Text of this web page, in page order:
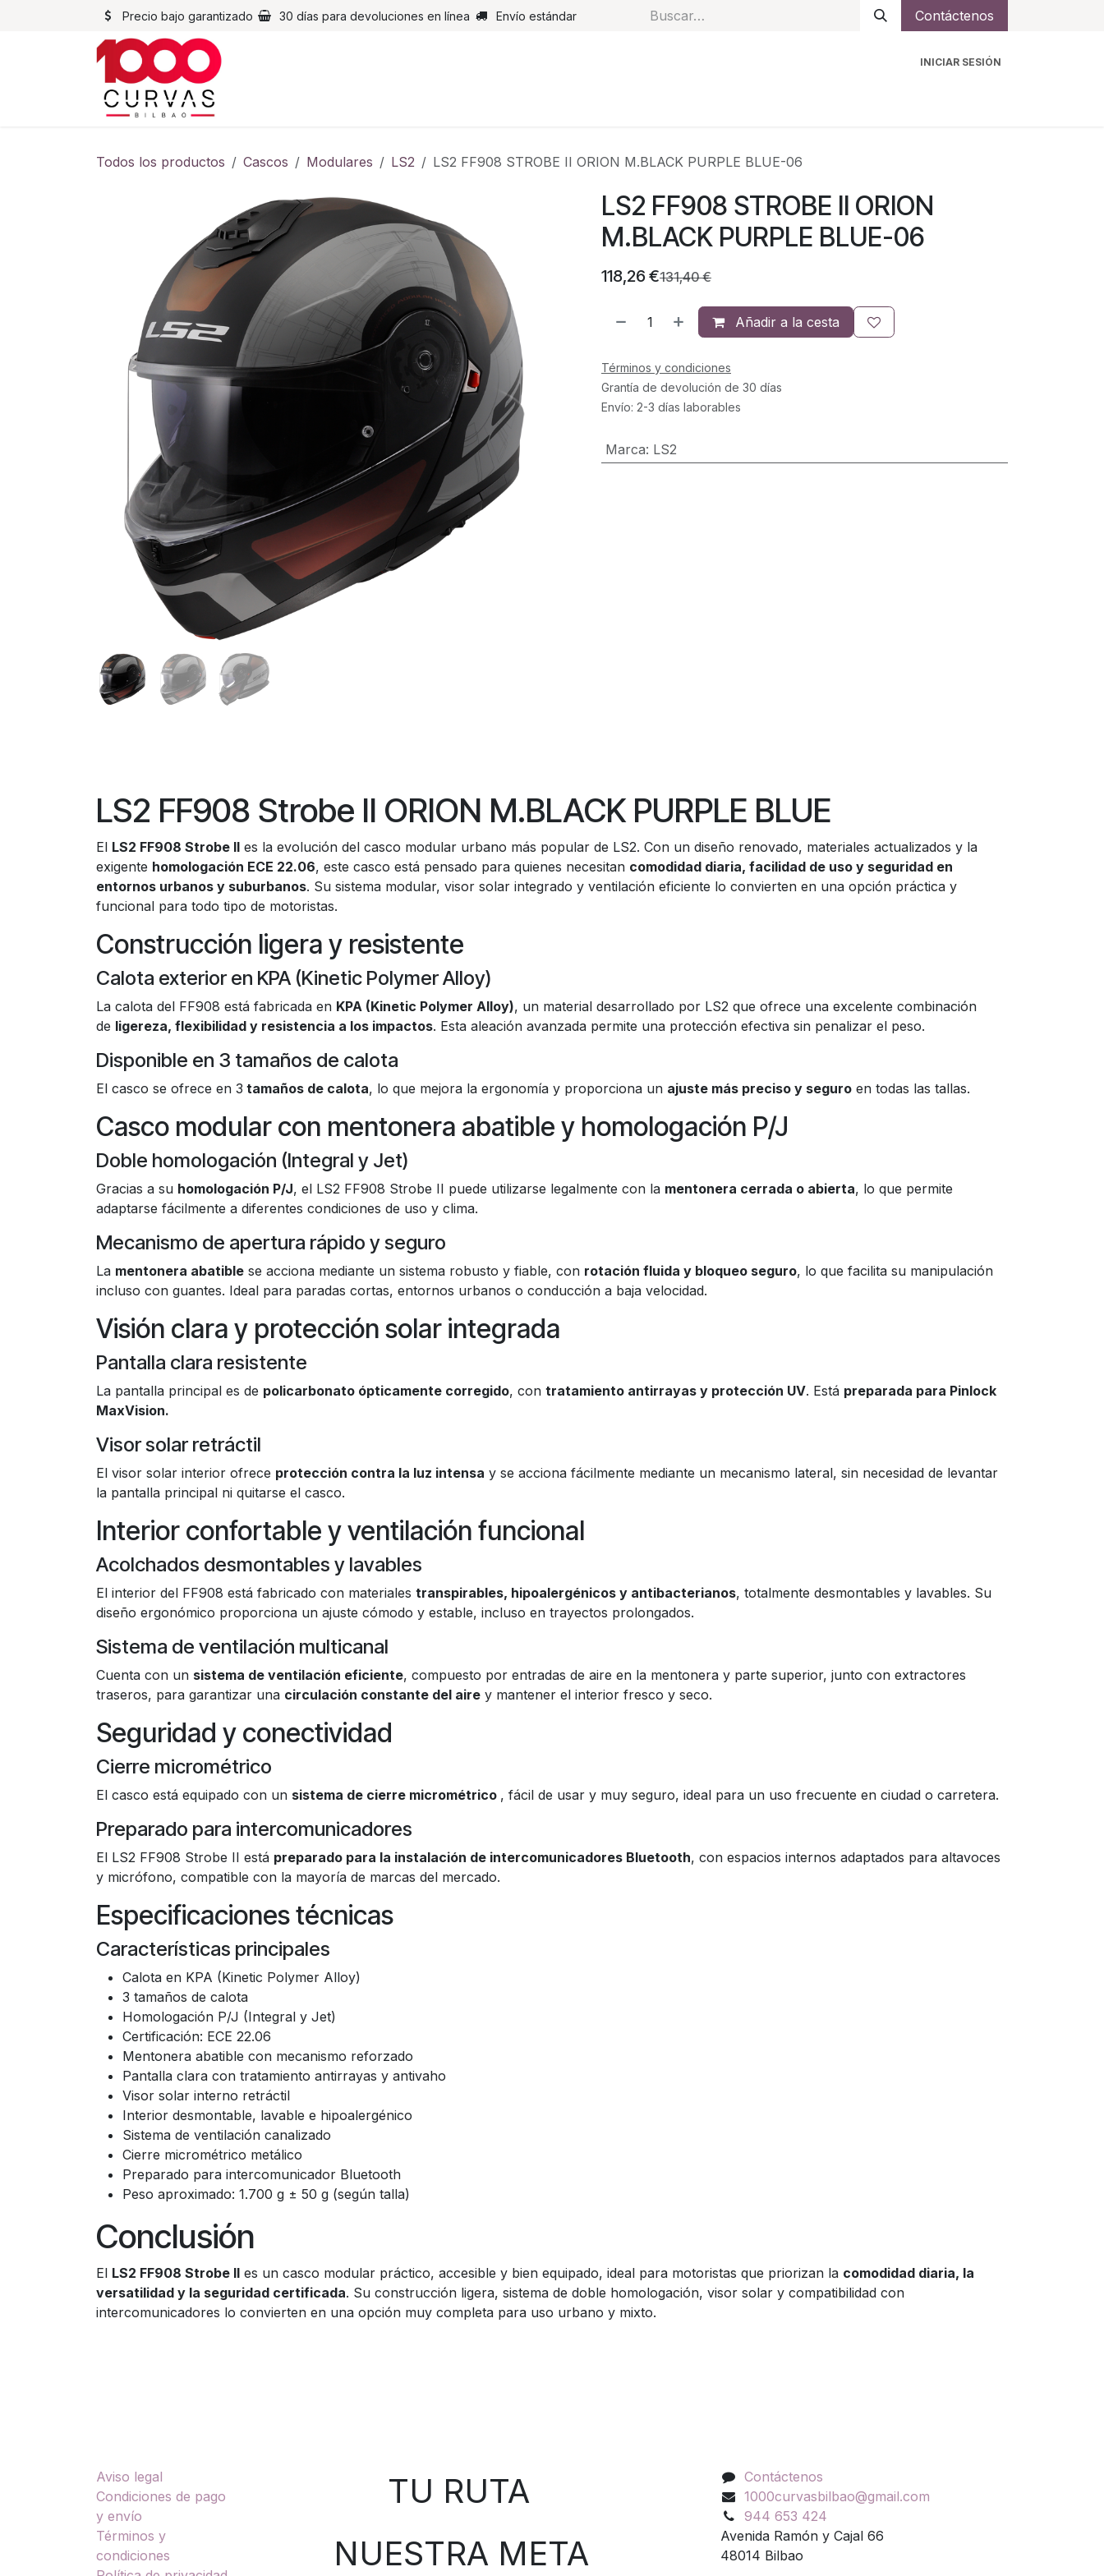
Precio bajo garantizado 30 días para devoluciones en línea Envío estándar Contáctenos
INICIAR SESIÓN
Todos los productos Cascos Modulares LS2 LS2 FF908 STROBE II ORION M.BLACK PURPLE BLUE-06
LS2 FF908 STROBE II ORION
M.BLACK PURPLE BLUE-06
118,26 €131,40€
Añadir a la cesta
Términos y condiciones
Grantía de devolución de 30 días
Envío: 2-3 días laborables
Marca: LS2
LS2 FF908 Strobe II ORION M.BLACK PURPLE BLUE
El LS2 FF908 Strobe II es la evolución del casco modular urbano más popular de LS2. Con un diseño renovado, materiales actualizados y la
exigente homologación ECE 22.06, este casco está pensado para quienes necesitan comodidad diaria, facilidad de uso y seguridad en
entornos urbanos y suburbanos. Su sistema modular, visor solar integrado y ventilación eficiente lo convierten en una opción práctica y
funcional para todo tipo de motoristas.
Construcción ligera y resistente
Calota exterior en KPA (Kinetic Polymer Alloy)
La calota del FF908 está fabricada en KPA (Kinetic Polymer Alloy), un material desarrollado por LS2 que ofrece una excelente combinación
de ligereza, flexibilidad y resistencia a los impactos. Esta aleación avanzada permite una protección efectiva sin penalizar el peso.
Disponible en 3 tamaños de calota
El casco se ofrece en 3 tamaños de calota, lo que mejora la ergonomía y proporciona un ajuste más preciso y seguro en todas las tallas.
Casco modular con mentonera abatible y homologación P/J
Doble homologación (Integral y Jet)
Gracias a su homologación P/J, el LS2 FF908 Strobe II puede utilizarse legalmente con la mentonera cerrada o abierta, lo que permite
adaptarse fácilmente a diferentes condiciones de uso y clima.
Mecanismo de apertura rápido y seguro
La mentonera abatible se acciona mediante un sistema robusto y fiable, con rotación fluida y bloqueo seguro, lo que facilita su manipulación
incluso con guantes. Ideal para paradas cortas, entornos urbanos o conducción a baja velocidad.
Visión clara y protección solar integrada
Pantalla clara resistente
La pantalla principal es de policarbonato ópticamente corregido, con tratamiento antirrayas y protección UV. Está preparada para Pinlock
MaxVision.
Visor solar retráctil
El visor solar interior ofrece protección contra la luz intensa y se acciona fácilmente mediante un mecanismo lateral, sin necesidad de levantar
la pantalla principal ni quitarse el casco.
Interior confortable y ventilación funcional
Acolchados desmontables y lavables
El interior del FF908 está fabricado con materiales transpirables, hipoalergénicos y antibacterianos, totalmente desmontables y lavables. Su
diseño ergonómico proporciona un ajuste cómodo y estable, incluso en trayectos prolongados.
Sistema de ventilación multicanal
Cuenta con un sistema de ventilación eficiente, compuesto por entradas de aire en la mentonera y parte superior, junto con extractores
traseros, para garantizar una circulación constante del aire y mantener el interior fresco y seco.
Seguridad y conectividad
Cierre micrométrico
El casco está equipado con un sistema de cierre micrométrico , fácil de usar y muy seguro, ideal para un uso frecuente en ciudad o carretera.
Preparado para intercomunicadores
El LS2 FF908 Strobe II está preparado para la instalación de intercomunicadores Bluetooth, con espacios internos adaptados para altavoces
y micrófono, compatible con la mayoría de marcas del mercado.
Especificaciones técnicas
Características principales
Calota en KPA (Kinetic Polymer Alloy)
3 tamaños de calota
Homologación P/J (Integral y Jet)
Certificación: ECE 22.06
Mentonera abatible con mecanismo reforzado
Pantalla clara con tratamiento antirrayas y antivaho
Visor solar interno retráctil
Interior desmontable, lavable e hipoalergénico
Sistema de ventilación canalizado
Cierre micrométrico metálico
Preparado para intercomunicador Bluetooth
Peso aproximado: 1.700 g ± 50 g (según talla)
Conclusión
El LS2 FF908 Strobe II es un casco modular práctico, accesible y bien equipado, ideal para motoristas que priorizan la comodidad diaria, la
versatilidad y la seguridad certificada. Su construcción ligera, sistema de doble homologación, visor solar y compatibilidad con
intercomunicadores lo convierten en una opción muy completa para uso urbano y mixto.
Aviso legal
Condiciones de pago
y envío
Términos y
condiciones
TU RUTA
NUESTRA META
Contáctenos
1000curvasbilbao@gmail.com
944 653 424
Avenida Ramón y Cajal 66
48014 Bilbao